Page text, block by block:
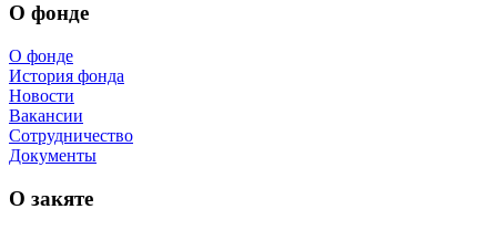
О фонде
О фонде
История фонда
Новости
Вакансии
Сотрудничество
Документы
О закяте